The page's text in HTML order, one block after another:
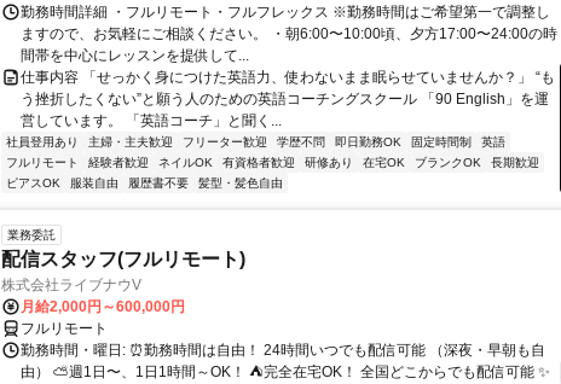
勤務時間詳細 ・フルリモート・フルフレックス ※勤務時間はご希望第一で調整し
ますので、お気軽にご相談ください。 ・朝6:00〜10:00頃、夕方17:00〜24:00の時
間帯を中心にレッスンを提供して...
仕事内容 「せっかく身につけた英語力、使わないまま眠らせていませんか？」 “も
う挫折したくない”と願う人のための英語コーチングスクール 「90 English」を運
営しています。 「英語コーチ」と聞く...
社員登用あり 主婦・主夫歓迎 フリーター歓迎 学歴不問 即日勤務OK 固定時間制
英語
フルリモート
経験者歓迎 ネイルOK 有資格者歓迎 研修あり 在宅OK ブランクOK
長期歓迎
ピアスOK
服装自由 履歴書不要 髪型・髪色自由
業務委託
配信スタッフ(フルリモート)
株式会社ライブナウV
月給2,000円～600,000円
フルリモート
勤務時間・曜日: ⏰勤務時間は自由！ 24時間いつでも配信可能 （深夜・早朝も自
由） ⛅週1日〜、1日1時間～OK！ ⛺完全在宅OK！ 全国どこからでも配信可能 ✨